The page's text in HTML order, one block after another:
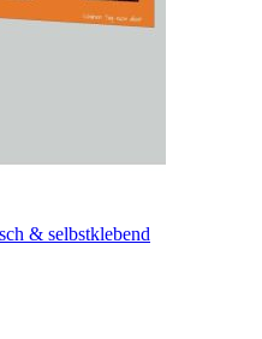
& selbstklebend